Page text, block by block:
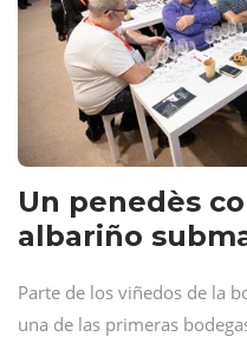
Un penedès
albariño
Parte de los viñedos de la
una de las primeras